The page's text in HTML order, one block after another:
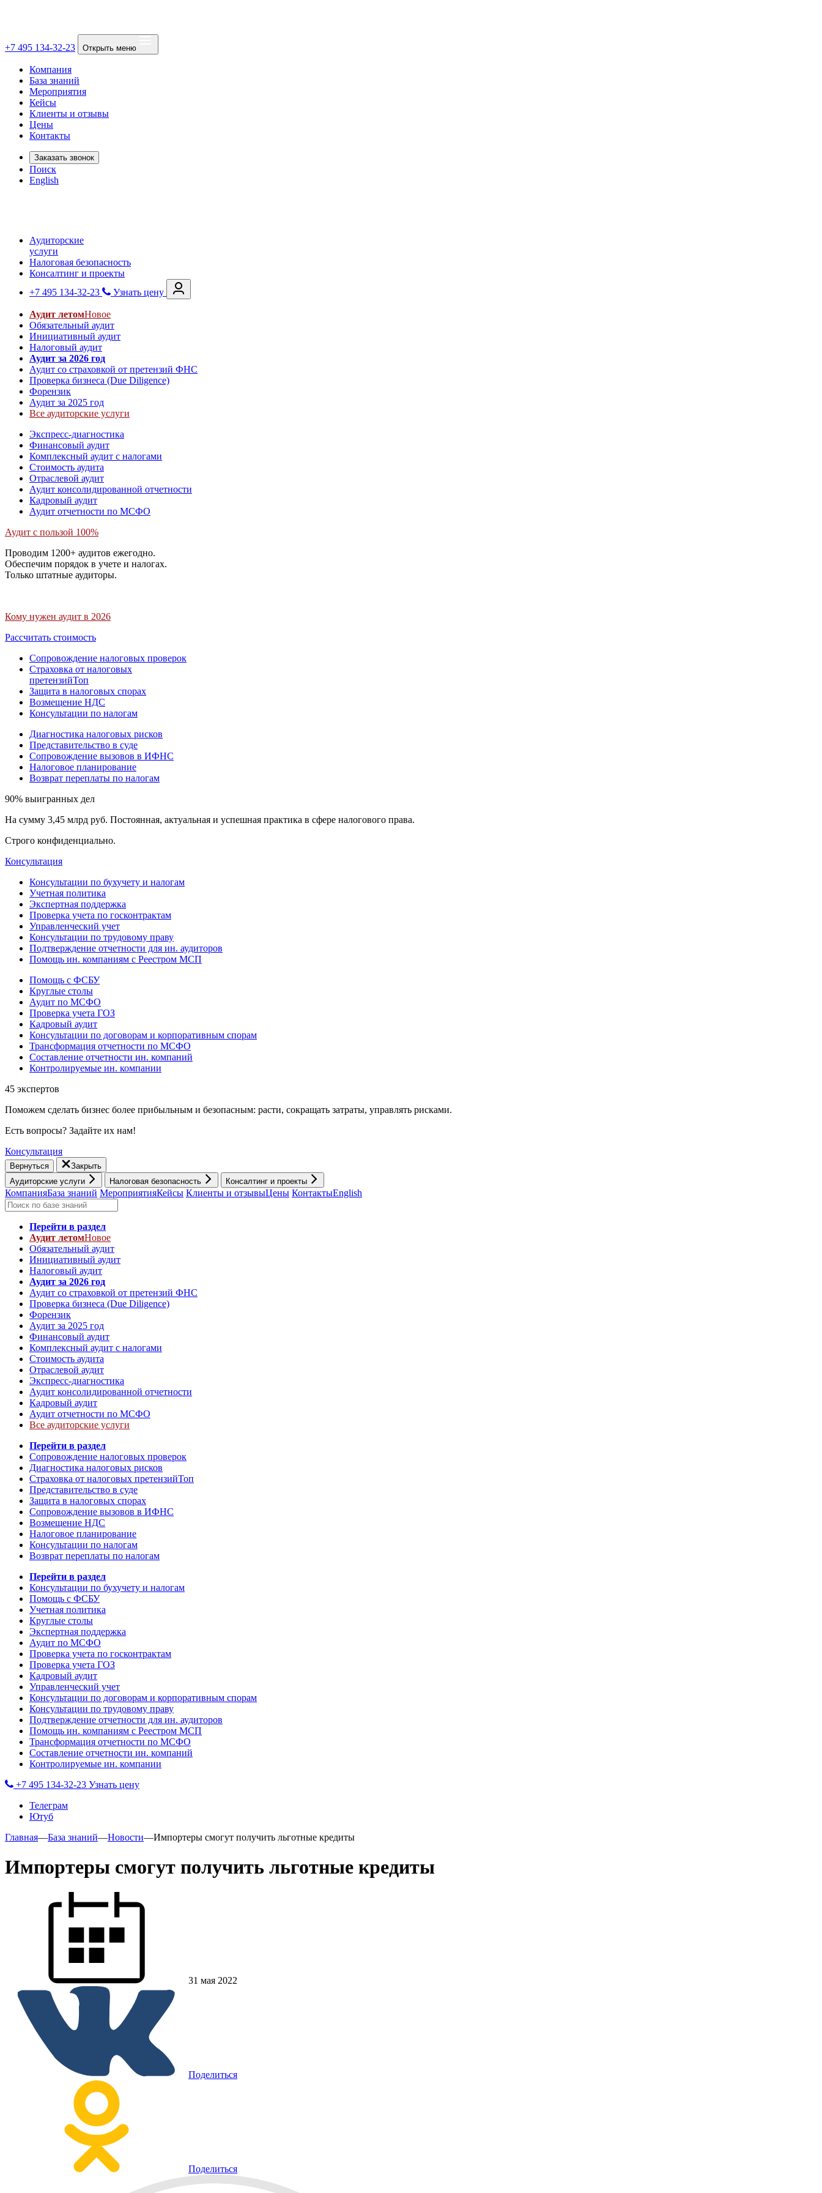
+7 495 134-32-23 Открыть меню
Компания
База знаний
Мероприятия
Кейсы
Клиенты и отзывы
Цены
Контакты
Заказать звонок
Поиск
English
Аудиторские
услуги
Налоговая безопасность
Консалтинг и проекты
+7 495 134-32-23
Узнать цену
Аудит летомНовое
Обязательный аудит
Инициативный аудит
Налоговый аудит
Аудит за 2026 год
Аудит со страховкой от претензий ФНС
Проверка бизнеса (Due Diligence)
Форензик
Аудит за 2025 год
Все аудиторские услуги
Экспресс-диагностика
Финансовый аудит
Комплексный аудит с налогами
Стоимость аудита
Отраслевой аудит
Аудит консолидированной отчетности
Кадровый аудит
Аудит отчетности по МСФО
Аудит с пользой 100%
Проводим 1200+ аудитов ежегодно.
Обеспечим порядок в учете и налогах.
Только штатные аудиторы.
Кому нужен аудит в 2026
Рассчитать стоимость
Сопровождение налоговых проверок
Страховка от налоговых
претензийТоп
Защита в налоговых спорах
Возмещение НДС
Консультации по налогам
Диагностика налоговых рисков
Представительство в суде
Сопровождение вызовов в ИФНС
Налоговое планирование
Возврат переплаты по налогам
90% выигранных дел
На сумму 3,45 млрд руб. Постоянная, актуальная и успешная практика в сфере налогового права.
Строго конфиденциально.
Консультация
Консультации по бухучету и налогам
Учетная политика
Экспертная поддержка
Проверка учета по госконтрактам
Управленческий учет
Консультации по трудовому праву
Подтверждение отчетности для ин. аудиторов
Помощь ин. компаниям с Реестром МСП
Помощь с ФСБУ
Круглые столы
Аудит по МСФО
Проверка учета ГОЗ
Кадровый аудит
Консультации по договорам и корпоративным спорам
Трансформация отчетности по МСФО
Составление отчетности ин. компаний
Контролируемые ин. компании
45 экспертов
Поможем сделать бизнес более прибыльным и безопасным: расти, cокращать затраты, управлять рисками.
Есть вопросы? Задайте их нам!
Консультация
Вернуться
Закрыть
Аудиторские услуги
Налоговая безопасность Консалтинг и проекты
КомпанияБаза знаний МероприятияКейсы Клиенты и отзывыЦены КонтактыEnglish
Перейти в раздел
Аудит летомНовое
Обязательный аудит
Инициативный аудит
Налоговый аудит
Аудит за 2026 год
Аудит со страховкой от претензий ФНС
Проверка бизнеса (Due Diligence)
Форензик
Аудит за 2025 год
Финансовый аудит
Комплексный аудит с налогами
Стоимость аудита
Отраслевой аудит
Экспресс-диагностика
Аудит консолидированной отчетности
Кадровый аудит
Аудит отчетности по МСФО
Все аудиторские услуги
Перейти в раздел
Сопровождение налоговых проверок
Диагностика налоговых рисков
Страховка от налоговых претензийТоп
Представительство в суде
Защита в налоговых спорах
Сопровождение вызовов в ИФНС
Возмещение НДС
Налоговое планирование
Консультации по налогам
Возврат переплаты по налогам
Перейти в раздел
Консультации по бухучету и налогам
Помощь с ФСБУ
Учетная политика
Круглые столы
Экспертная поддержка
Аудит по МСФО
Проверка учета по госконтрактам
Проверка учета ГОЗ
Кадровый аудит
Управленческий учет
Консультации по договорам и корпоративным спорам
Консультации по трудовому праву
Подтверждение отчетности для ин. аудиторов
Помощь ин. компаниям с Реестром МСП
Трансформация отчетности по МСФО
Составление отчетности ин. компаний
Контролируемые ин. компании
+7 495 134-32-23 Узнать цену
Телеграм
Ютуб
Главная—База знаний—Новости—Импортеры смогут получить льготные кредиты
Импортеры смогут получить льготные кредиты
31 мая 2022
Поделиться
Поделиться